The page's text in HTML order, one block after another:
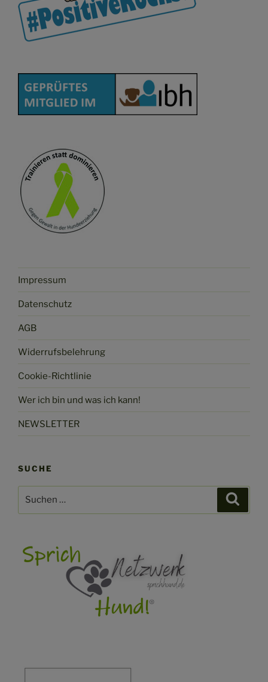
Impressum
Datenschutz
AGB
Widerrufsbelehrung
Cookie-Richtlinie
Wer ich bin und was ich kann!
NEWSLETTER
SUCHE